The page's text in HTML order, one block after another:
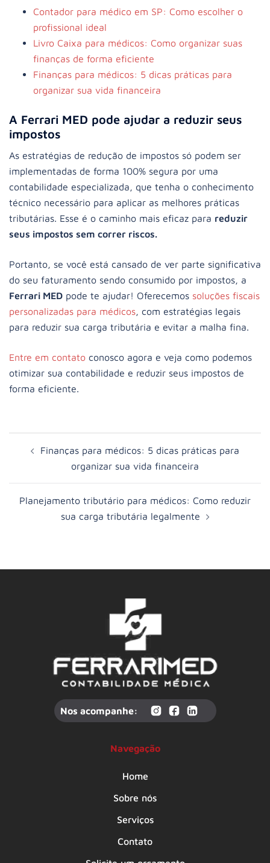
Contador para médico em SP: Como escolher o
profissional ideal
Livro Caixa para médicos: Como organizar suas
finanças de forma eficiente
Finanças para médicos: 5 dicas práticas para
organizar sua vida financeira
A Ferrari MED pode ajudar a reduzir seus
impostos
As estratégias de redução de impostos só podem ser
implementadas de forma 100% segura por uma
contabilidade especializada, que tenha o conhecimento
técnico necessário para aplicar as melhores práticas
tributárias. Esse é o caminho mais eficaz para reduzir
seus impostos sem correr riscos.
Portanto, se você está cansado de ver parte significativa
do seu faturamento sendo consumido por impostos, a
Ferrari MED pode te ajudar! Oferecemos soluções fiscais
personalizadas para médicos, com estratégias legais
para reduzir sua carga tributária e evitar a malha fina.
Entre em contato conosco agora e veja como podemos
otimizar sua contabilidade e reduzir seus impostos de
forma eficiente.
Finanças para médicos: 5 dicas práticas para
organizar sua vida financeira
Planejamento tributário para médicos: Como reduzir
sua carga tributária legalmente
Nos acompanhe:
Navegação
Home
Sobre nós
Serviços
Contato